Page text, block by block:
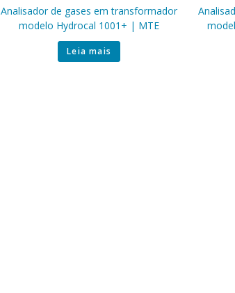
Analisador de gases em transformador
modelo Hydrocal 1001+ | MTE
Leia mais